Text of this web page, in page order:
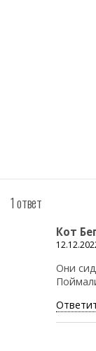
1 ответ
Кот
Они